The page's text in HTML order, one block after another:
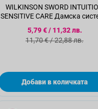
WILKINSON SWORD
SENSITIVE CARE Дамска
Специална цена
5,79 €/ 11,32 лв.
Стандартна цена
11,70 €/22,88 лв.
Добави в количката